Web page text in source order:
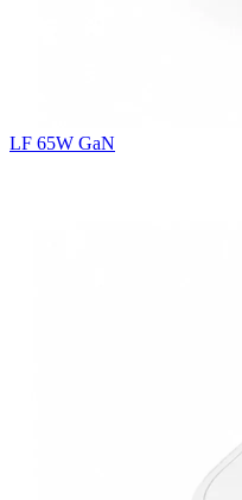
LF 65W GaN